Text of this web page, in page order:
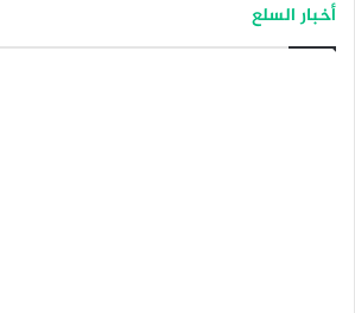
أخبار السلع